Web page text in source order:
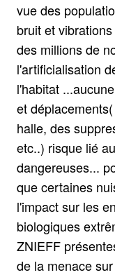
vue des
bruit et
des millions de
l'artificialisation
l'habitat
et
halle, des
etc..) risque lié
dangereuses...
que certaines
l'impact sur les
biologiques
ZNIEFF
de la menace